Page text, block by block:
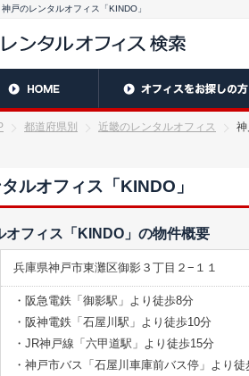
神戸のレンタルオフィス「KINDO」
都道府県別 近畿のレンタルオフィス
ルオフィス「KINDO」
オフィス「KINDO」の物件概要
兵庫県神戸市東灘区御影３丁目２−１１
・阪急電鉄「御影駅」より徒歩8分
・阪神電鉄「石屋川駅」より徒歩10分
・JR神戸線「六甲道駅」より徒歩15分
・神戸市バス「石屋川車庫前バス停」より徒